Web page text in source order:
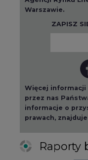
Więcej
przez nas
informacje o
prawach,
Raporty